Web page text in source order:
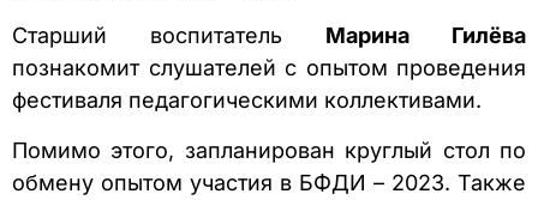
Старший воспитатель Марина Гилёва
познакомит слушателей с опытом проведения
фестиваля педагогическими коллективами.
Помимо этого, запланирован круглый стол по
обмену опытом участия в БФДИ – 2023. Также